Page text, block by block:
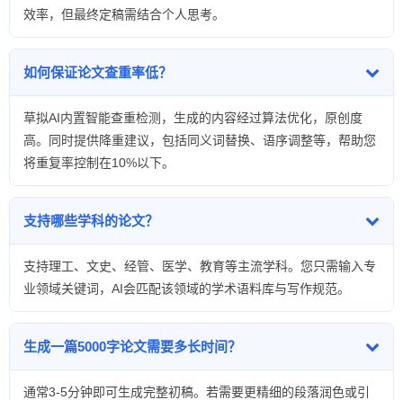
效率，但最终定稿需结合个人思考。
如何保证论文查重率低？
草拟AI内置智能查重检测，生成的内容经过算法优化，原创度
高。同时提供降重建议，包括同义词替换、语序调整等，帮助您
将重复率控制在10%以下。
支持哪些学科的论文？
支持理工、文史、经管、医学、教育等主流学科。您只需输入专
业领域关键词，AI会匹配该领域的学术语料库与写作规范。
生成一篇5000字论文需要多长时间？
通常3-5分钟即可生成完整初稿。若需要更精细的段落润色或引